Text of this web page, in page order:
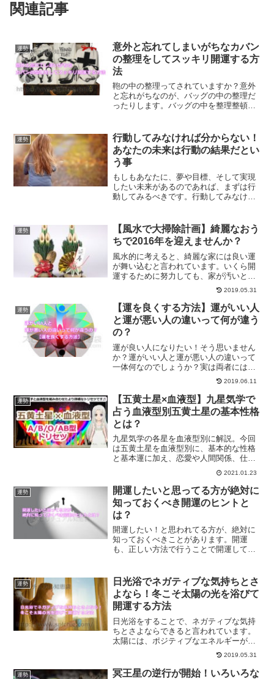
関連記事
運勢
意外と忘れてしまいがちなカバン
の整理をしてスッキリ開運する方
法
鞄の中の整理ってされていますか？意外
と忘れがちなのが、バッグの中の整理だ
ったりします。バッグの中を整理整頓す
をご紹介します。
運勢
行動してみなければ分からない！
あなたの未来は行動の結果だとい
う事
もしもあなたに、夢や目標、そして実現
したい未来があるのであれば、まずは行
動してみるべきです。行動してみなけれ
なたの未来なのです。
運勢
【風水で大掃除計画】綺麗なおう
ちで2016年を迎えませんか？
風水的に考えると、綺麗な家には良い運
が舞い込むと言われています。いくら開
運するために努力しても、家が汚いと良
い運気を呼び込むこともできないので
す。大掃除が開運に繋がる理由を風水の
観点から解説していきます。
2019.05.31
運勢
【運を良くする方法】運がいい人
と運が悪い人の違いって何が違う
の？
運が良い人になりたい！そう思いません
か？運がいい人と運が悪い人の違いって
一体何なのでしょうか？実は両者には大
きな違いがあったのです。運がいい人に
2019.06.11
運勢
【五黄土星×血液型】九星気学で
占う血液型別五黄土星の基本性格
とは？
九星気学の各星を血液型別に解説。今回
は五黄土星を血液型別に、基本的な性格
と基本運に加え、恋愛や人間関係、仕事
やお金関連、開運のポイントや相性など
2021.01.23
運勢
開運したいと思ってる方が絶対に
知っておくべき開運のヒントと
は？
開運したい！と思われてる方が、絶対に
知っておくべきことがあります。開運
も、正しい方法で行うことで開運してい
運勢
日光浴でネガティブな気持ちとさ
よなら！冬こそ太陽の光を浴びて
開運する方法
日光浴をすることで、ネガティブな気持
ちとさよならできると言われています。
太陽には、ポジティブなエネルギーが多
大にあるためです。日光浴をするのにオ
ススメな場所について、日光浴で開運す
る方法をご紹介します。
2019.05.31
運勢
冥王星の逆行が開始！いろいろな